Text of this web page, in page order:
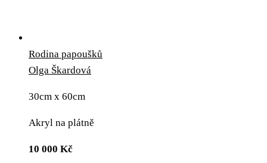
Rodina papoušků
Olga Škardová
30cm x 60cm
Akryl na plátně
10 000 Kč